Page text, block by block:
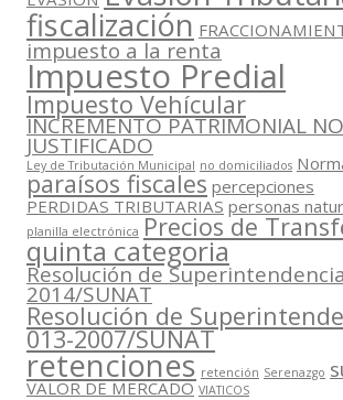
fiscalización
impuesto a la renta
Impuesto Predial
Impuesto Vehícular
INCREMENTO PATRIMONIAL NO
JUSTIFICADO
Ley de Tributación Municipal no domiciliados
paraísos fiscales percepciones
PERDIDAS TRIBUTARIAS personas
planilla electrónica Precios de
quinta categoria
Resolución de
2014/SUNAT
Resolución de
013-2007/SUNAT
retenciones retención Serenazgo
VALOR DE MERCADO VIATICOS